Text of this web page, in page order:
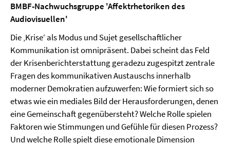
BMBF-Nachwuchsgruppe 'Affektrhetoriken des
Audiovisuellen'
Die ‚Krise‘ als Modus und Sujet gesellschaftlicher
Kommunikation ist omnipräsent. Dabei scheint das Feld
der Krisenberichterstattung geradezu zugespitzt zentrale
Fragen des kommunikativen Austauschs innerhalb
moderner Demokratien aufzuwerfen: Wie formiert sich so
etwas wie ein mediales Bild der Herausforderungen, denen
eine Gemeinschaft gegenübersteht? Welche Rolle spielen
Faktoren wie Stimmungen und Gefühle für diesen Prozess?
Und welche Rolle spielt diese emotionale Dimension